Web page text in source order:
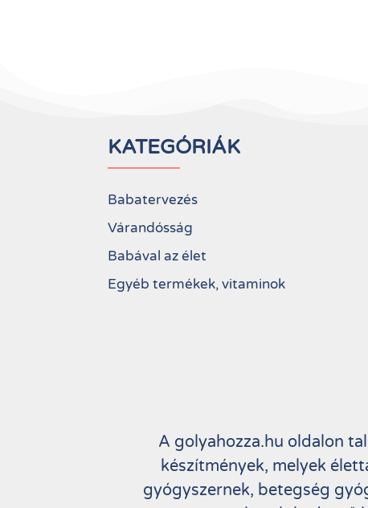
KATEGÓRIÁK
Babatervezés
Várandósság
Babával az élet
Egyéb termékek, vitaminok
A golyahozza.hu oldalon
készítmények, melyek
gyógyszernek, betegség